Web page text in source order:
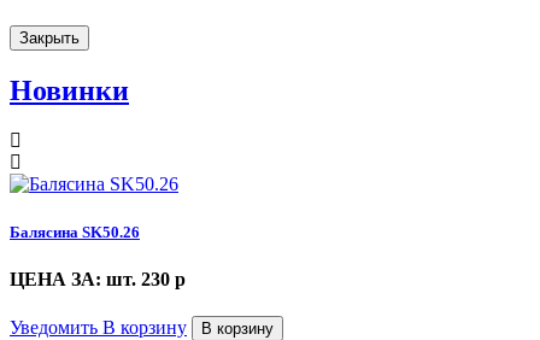
Закрыть
Новинки
Балясина SK50.26
ЦЕНА ЗА: шт. 230 p
Уведомить В корзину В корзину